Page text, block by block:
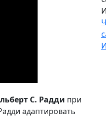
С. Радди при
адаптировать